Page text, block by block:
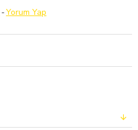
-Yorum Yap